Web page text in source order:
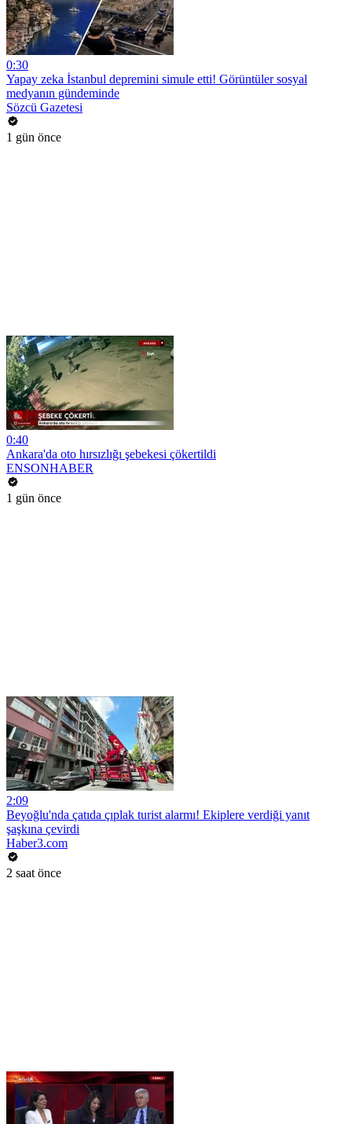
0:30
Yapay zeka İstanbul depremini simule etti! Görüntüler sosyal
medyanın gündeminde
Sözcü Gazetesi
1 gün önce
0:40
Ankara'da oto hırsızlığı şebekesi çökertildi
ENSONHABER
1 gün önce
2:09
Beyoğlu'nda çatıda çıplak turist alarmı! Ekiplere verdiği yanıt
şaşkına çevirdi
Haber3.com
2 saat önce